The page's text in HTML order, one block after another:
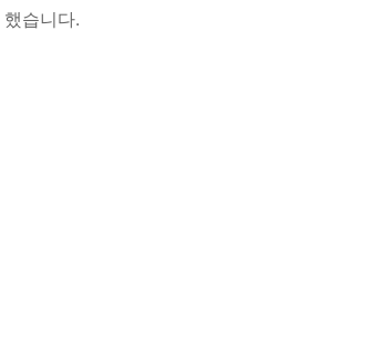
습니다.